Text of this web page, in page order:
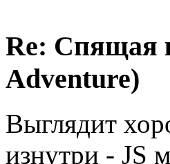
Re: Спящая
Adventure)
Выглядит
изнутри - JS